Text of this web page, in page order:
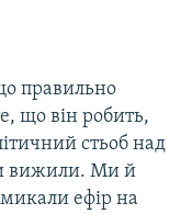
правильно
що він робить,
стьоб над
вижили. Ми й
ефір на